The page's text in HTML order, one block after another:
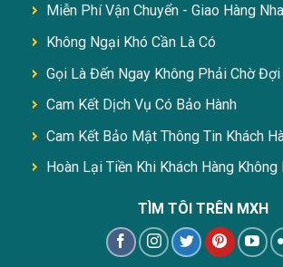
Miễn Phí Vận Chuyển - Giao Hàng
Không Ngại Khó Cần Là Có
Gọi Là Đến Ngay Không Phải Chờ Đợi
Cam Kết Dịch Vụ Có Bảo Hành
Cam Kết Bảo Mật Thông Tin Khách
Hoàn Lại Tiền Khi Khách Hàng Không
TÌM TÔI TRÊN MXH